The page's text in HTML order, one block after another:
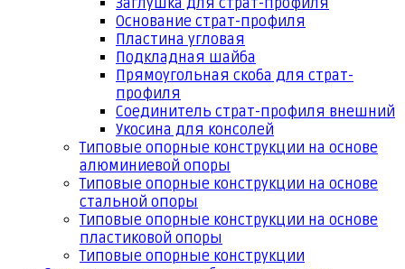
Заглушка для страт-профиля
Основание страт-профиля
Пластина угловая
Подкладная шайба
Прямоугольная скоба для страт-
профиля
Соединитель страт-профиля внешний
Укосина для консолей
Типовые опорные конструкции на основе
алюминиевой опоры
Типовые опорные конструкции на основе
стальной опоры
Типовые опорные конструкции на основе
пластиковой опоры
Типовые опорные конструкции